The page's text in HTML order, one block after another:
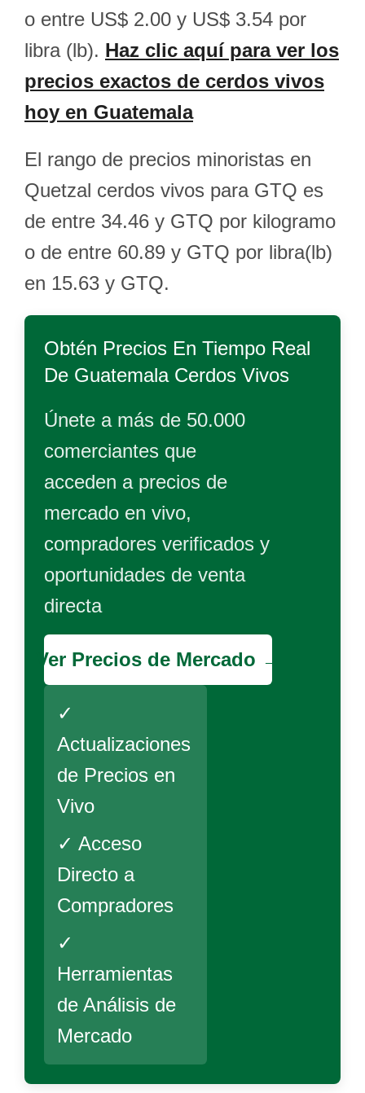
o entre US$ 2.00 y US$ 3.54 por
libra (lb). Haz clic aquí para ver los
precios exactos de cerdos vivos
hoy en Guatemala
El rango de precios minoristas en
Quetzal cerdos vivos para GTQ es
de entre 34.46 y GTQ por kilogramo
o de entre 60.89 y GTQ por libra(lb)
en 15.63 y GTQ.
Obtén Precios En Tiempo Real
De Guatemala Cerdos Vivos
Únete a más de 50.000
comerciantes que
acceden a precios de
mercado en vivo,
compradores verificados y
oportunidades de venta
directa
Ver Precios de Mercado →
✓
Actualizaciones
de Precios en
Vivo
✓ Acceso
Directo a
Compradores
✓
Herramientas
de Análisis de
Mercado